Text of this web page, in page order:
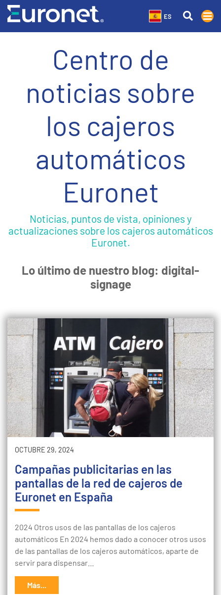
ES
Centro de
noticias sobre
los cajeros
automáticos
Euronet
Noticias, puntos de vista, opiniones y
actualizaciones sobre los cajeros automáticos
Euronet.
Lo último de nuestro blog: digital-
signage
OCTUBRE 29, 2024
Campañas publicitarias en las
pantallas de la red de cajeros de
Euronet en España
2024 Otros usos de las pantallas de los cajeros
automáticos En 2024 hemos dado a conocer otros usos
de las pantallas de los cajeros automáticos, aparte de
servir para dispensar…
Más...